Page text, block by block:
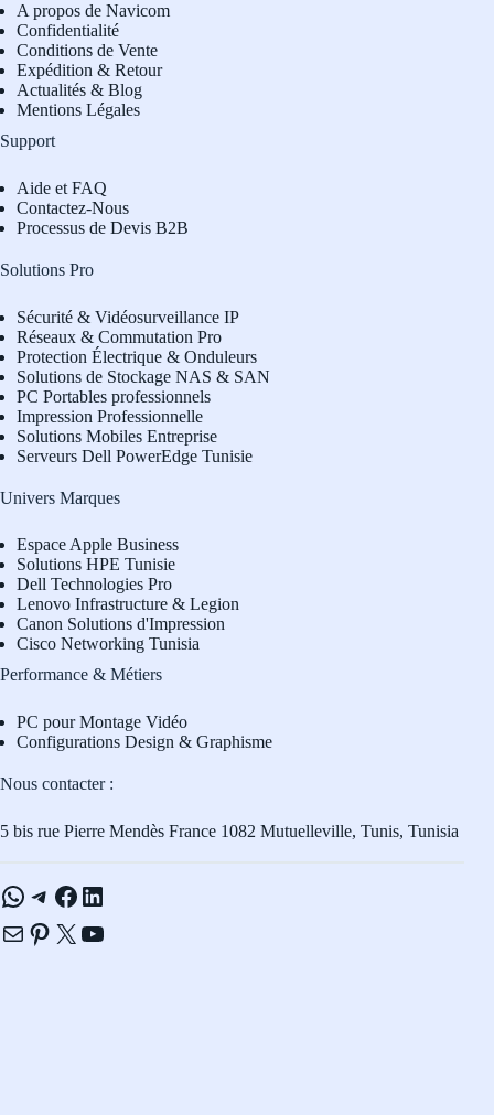
A propos de Navicom
Confidentialité
Conditions de Vente
Expédition & Retour
Actualités & Blog
Mentions Légales
Support
Aide et FAQ
Contactez-Nous
Processus de Devis B2B
Solutions Pro
Sécurité & Vidéosurveillance IP
Réseaux & Commutation Pro
Protection Électrique & Onduleurs
Solutions de Stockage NAS & SAN
PC Portables professionnels
Impression Professionnelle
Solutions Mobiles Entreprise
Serveurs Dell PowerEdge Tunisie
Univers Marques
Espace Apple Business
Solutions HPE Tunisie
Dell Technologies Pro
Lenovo Infrastructure & Legion
Canon Solutions d'Impression
Cisco Networking Tunisia
Performance & Métiers
PC pour Montage Vidéo
Configurations Design & Graphisme
Nous contacter :
5 bis rue Pierre Mendès France 1082 Mutuelleville, Tunis, Tunisia
WhatsApp
Telegram
Facebook
LinkedIn
E-mailPinterest
X YouTube